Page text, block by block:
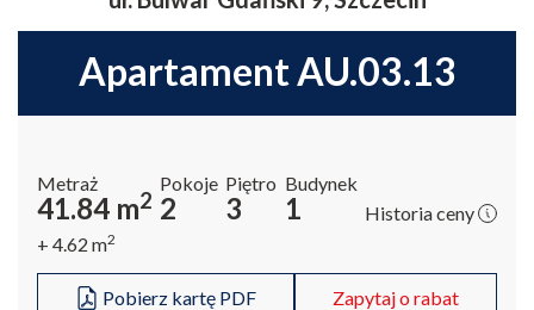
apartament AU.03.13
Metraż
41.84 m2
+ 4.62 m2
Pokoje
2
Piętro
3
Budynek
1 Historia ceny
Pobierz kartę PDF Zapytaj o rabat